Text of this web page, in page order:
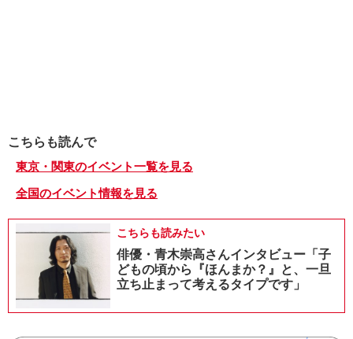
こちらも読んで
東京・関東のイベント一覧を見る
全国のイベント情報を見る
こちらも読みたい
俳優・青木崇高さんインタビュー「子
どもの頃から『ほんまか？』と、一旦
立ち止まって考えるタイプです」